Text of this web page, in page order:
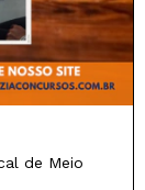
de Meio